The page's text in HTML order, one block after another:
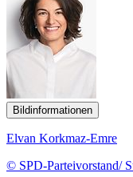
Bildinformationen
Elvan Korkmaz-Emre
© SPD-Parteivorstand/